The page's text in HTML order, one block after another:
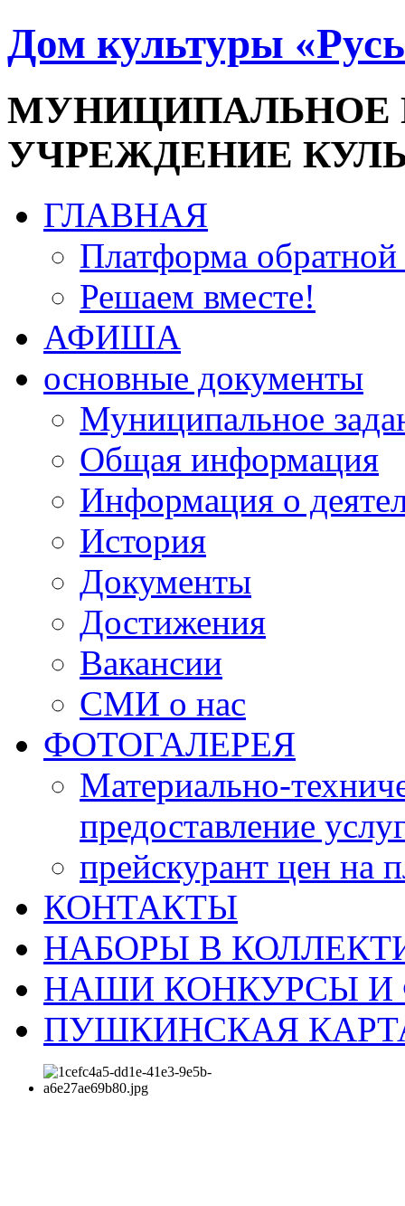
Дом культуры
УЧРЕЖДЕНИЕ
ГЛАВНАЯ
Платформа обратной
Решаем вместе!
АФИША
основные документы
Муниципальное
Общая информация
Информация о
История
Документы
Достижения
Вакансии
СМИ о нас
ФОТОГАЛЕРЕЯ
Материально-
предоставление
прейскурант цен на
КОНТАКТЫ
НАБОРЫ В
НАШИ КОНКУРСЫ И
ПУШКИНСКАЯ